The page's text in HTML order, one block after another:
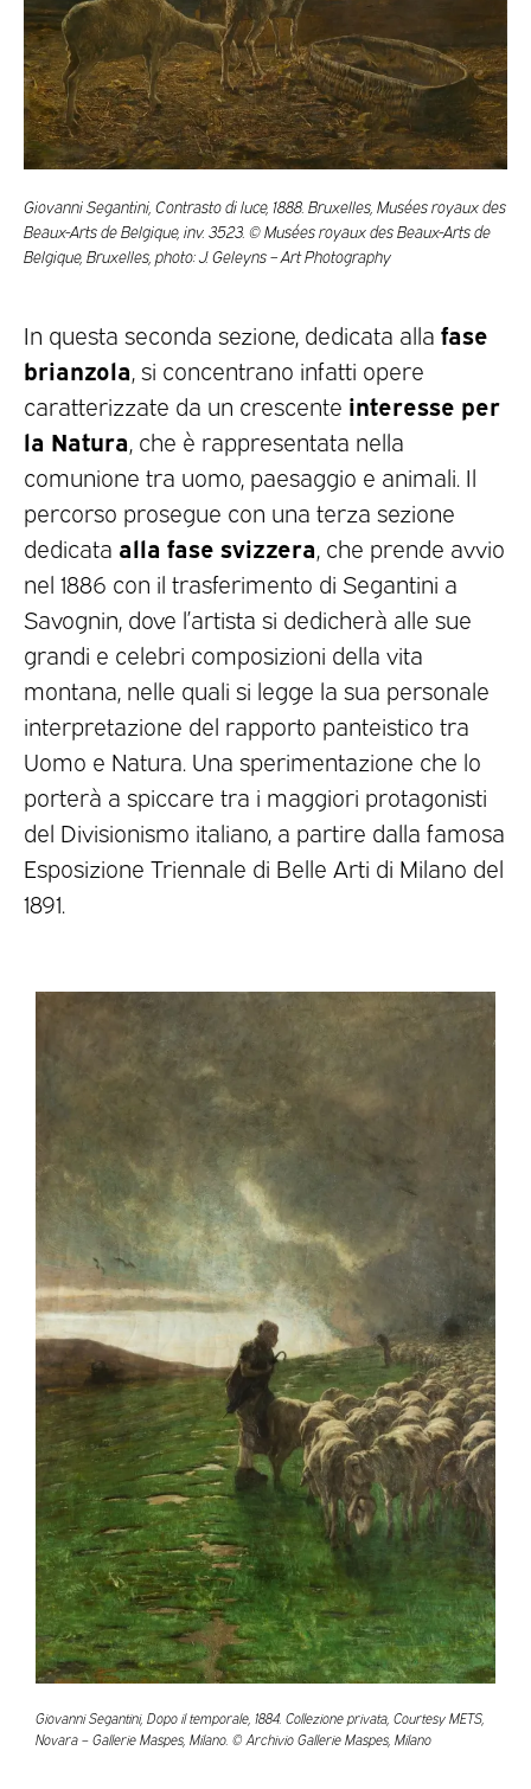
Giovanni Segantini, Contrasto di luce, 1888. Bruxelles, Musées royaux des
Beaux-Arts de Belgique, inv. 3523. © Musées royaux des Beaux-Arts de
Belgique, Bruxelles, photo: J. Geleyns – Art Photography
In questa seconda sezione, dedicata alla fase
brianzola , si concentrano infatti opere
caratterizzate da un crescente interesse per
la Natura , che è rappresentata nella
comunione tra uomo, paesaggio e animali. Il
percorso prosegue con una terza sezione
dedicata alla fase svizzera , che prende avvio
nel 1886 con il trasferimento di Segantini a
Savognin, dove l’artista si dedicherà alle sue
grandi e celebri composizioni della vita
montana, nelle quali si legge la sua personale
interpretazione del rapporto panteistico tra
Uomo e Natura. Una sperimentazione che lo
porterà a spiccare tra i maggiori protagonisti
del Divisionismo italiano, a partire dalla famosa
Esposizione Triennale di Belle Arti di Milano del
1891.
Giovanni Segantini, Dopo il temporale, 1884. Collezione privata, Courtesy METS,
Novara – Gallerie Maspes, Milano. © Archivio Gallerie Maspes, Milano